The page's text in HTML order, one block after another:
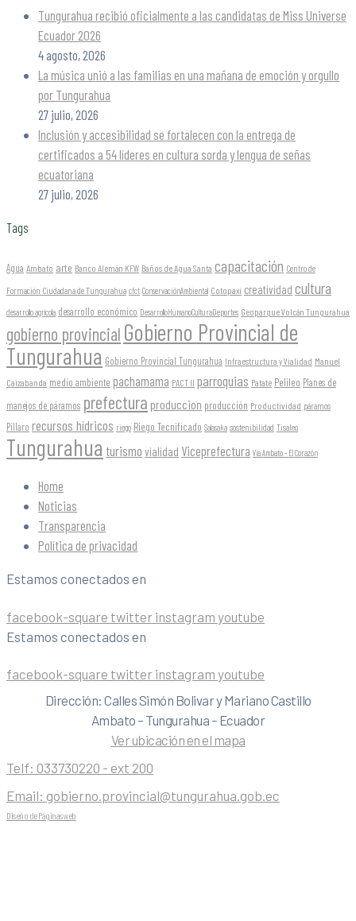
Tungurahua recibió oficialmente a las candidatas de Miss Universe
Ecuador 2026
4 agosto, 2026
La música unió a las familias en una mañana de emoción y orgullo
por Tungurahua
27 julio, 2026
Inclusión y accesibilidad se fortalecen con la entrega de
certificados a 54 líderes en cultura sorda y lengua de señas
ecuatoriana
27 julio, 2026
Tags
Agua Ambato arte Banco Alemán KFW Baños de Agua Santa capacitación Centro de
Formación Ciudadana de Tungurahua cfct ConservaciónAmbiental Cotopaxi creatividad cultura
desarrollo agrícola desarrollo económico DesarrolloHumanoCulturaDeportes Geoparque Volcán Tungurahua
gobierno provincial Gobierno Provincial de
Tungurahua Gobierno Provincial Tungurahua Infraestructura y Vialidad Manuel
Caizabanda medio ambiente pachamama PACT II parroquias Patate Pelileo Planes de
manejos de páramos prefectura produccion producción Productividad páramos
Píllaro recursos hídricos riego Riego Tecnificado Salasaka sostenibilidad Tisaleo
Tungurahua turismo vialidad Viceprefectura Vía Ambato - El Corazón
Home
Noticias
Transparencia
Política de privacidad
Estamos conectados en
facebook-square twitter instagram youtube
Estamos conectados en
facebook-square twitter instagram youtube
Dirección: Calles Simón Bolivar y Mariano Castillo
Ambato – Tungurahua – Ecuador
Ver ubicación en el mapa
Telf: 033730220 - ext 200
Email: gobierno.provincial@tungurahua.gob.ec
Diseño de Páginas web